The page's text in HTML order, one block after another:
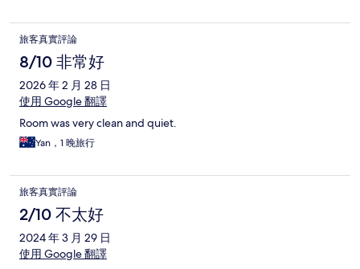
旅客真實評論
8/10 非常好
2026 年 2 月 28 日
使用 Google 翻譯
Room was very clean and quiet.
Yan，1 晚旅行
旅客真實評論
2/10 不太好
2024 年 3 月 29 日
使用 Google 翻譯